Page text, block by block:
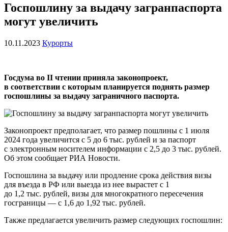
Госпошлину за выдачу загранпаспорта
могут увеличить
10.11.2023 Курорты
Госдума во II чтении приняла законопроект,
в соответствии с которым планируется поднять размер
госпошлины за выдачу заграничного паспорта.
Законопроект предполагает, что размер пошлины с 1 июля
2024 года увеличится с 5 до 6 тыс. рублей и за паспорт
с электронным носителем информации с 2,5 до 3 тыс. рублей.
Об этом сообщает РИА Новости.
Госпошлина за выдачу или продление срока действия визы
для въезда в РФ или выезда из нее вырастет с 1
до 1,2 тыс. рублей, визы для многократного пересечения
госграницы — с 1,6 до 1,92 тыс. рублей.
Также предлагается увеличить размер следующих госпошлин: